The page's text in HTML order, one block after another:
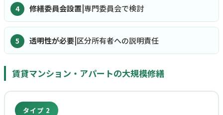
修繕委員会設置|専門委員会で検討
透明性が必要|区分所有者への説明責任
賃貸マンション・アパートの大規模修繕
タイプ 2